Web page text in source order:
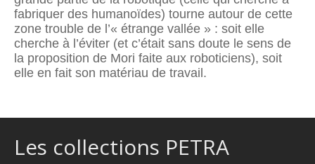
fabriquer des humanoïdes) tourne autour de cette
zone trouble de l’« étrange vallée » : soit elle
cherche à l’éviter (et c’était sans doute le sens de
la proposition de Mori faite aux roboticiens), soit
elle en fait son matériau de travail.
Les collections PETRA